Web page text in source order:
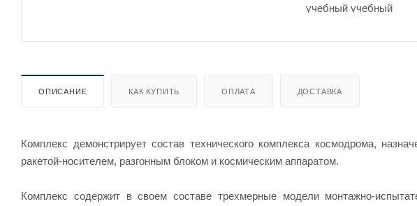
ОПИСАНИЕ КАК КУПИТЬ ОПЛАТА ДОСТАВКА
Комплекс демонстрирует состав технического комплекса космодрома,
ракетой-носителем, разгонным блоком и космическим аппаратом.
Комплекс содержит в своем составе трехмерные модели монтажно-